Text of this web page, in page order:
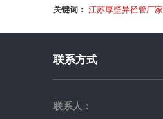
关键词： 江苏厚壁异径管厂家
联系方式
联系人：